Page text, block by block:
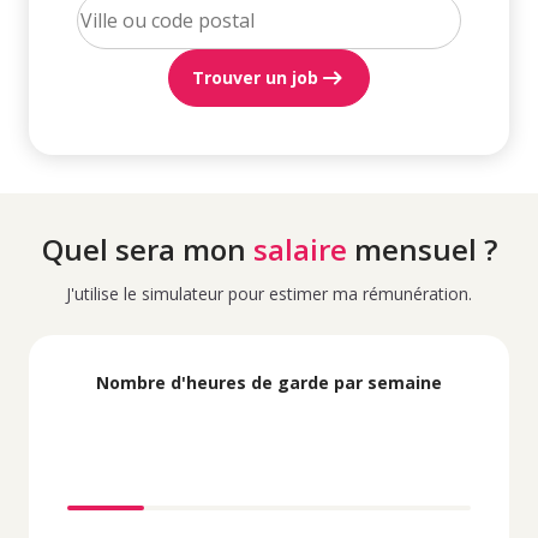
Trouver un job
Quel sera mon salaire mensuel ?
J'utilise le simulateur pour estimer ma rémunération.
Nombre d'heures de garde par semaine